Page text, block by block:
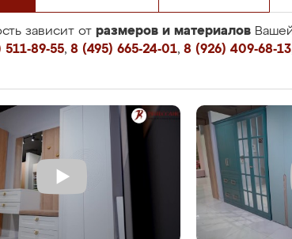
зависит от размеров и материалов
89-55, 8 (495) 665-24-01, 8 (926) 409-68-13